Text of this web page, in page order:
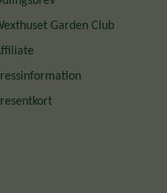
Garden Club